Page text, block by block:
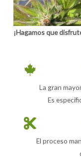
¡Hagamos que
La gran
Es
El proceso